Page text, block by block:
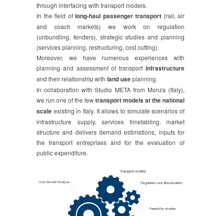
through interfacing with transport models.
In the field of long-haul passenger transport (rail, air
and coach markets) we work on regulation
(unbundling, tenders), strategic studies and planning
(services planning, restructuring, cost cutting).
Moreover, we have numerous experiences with
planning and assessment of transport infrastructure
and their relationship with land useplanning.
In collaboration with Studio META from Monza (Italy),
we run one of the fewtransport models at the national
scale existing in Italy. It allows to simulate scenarios of
infrastructure supply, services timetabling, market
structure and delivers demand estimations, inputs for
the transport entreprises and for the evaluation of
public expenditure.